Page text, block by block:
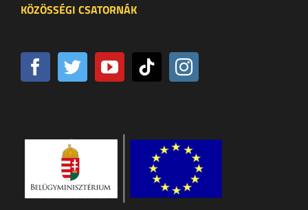
KÖZÖSSÉGI CSATORNÁK